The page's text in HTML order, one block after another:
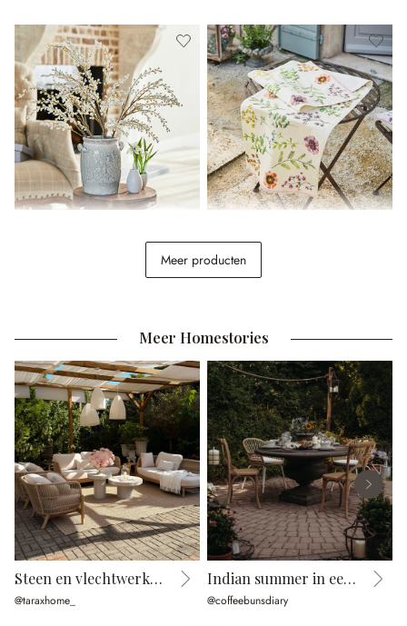
€ 24,95
Meer producten
Meer Homestories
Steen en vlechtwerk in harmonie
@taraxhome_
Indian summer in een cottage garden
@coffeebunsdiary